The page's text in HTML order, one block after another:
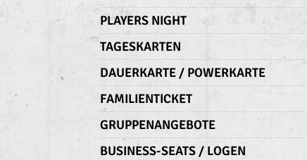
PLAYERS NIGHT
TAGESKARTEN
DAUERKARTE / POWERKARTE
FAMILIENTICKET
GRUPPENANGEBOTE
BUSINESS-SEATS / LOGEN